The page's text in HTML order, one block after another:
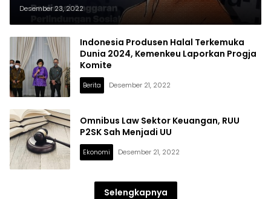
2022
Desember 23, 2022
Indonesia Produsen Halal Terkemuka
Dunia 2024, Kemenkeu Laporkan Progja
Komite
Berita Desember 21, 2022
Omnibus Law Sektor Keuangan, RUU
P2SK Sah Menjadi UU
Ekonomi Desember 21, 2022
Selengkapnya